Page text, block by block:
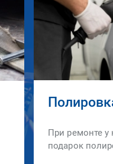
При ремонте у
подарок